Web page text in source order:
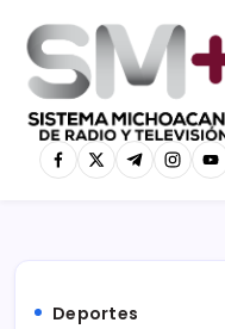
Deportes